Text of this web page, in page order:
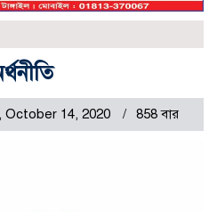
October 14, 2020 858 বার